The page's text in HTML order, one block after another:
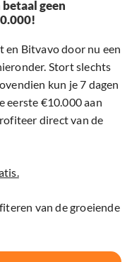
geen
en Bitvavo door nu een
Stort slechts
kun je 7 dagen
eerste €10.000 aan
direct van de
van de groeiende